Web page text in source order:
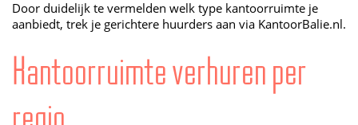
Door duidelijk te vermelden welk type kantoorruimte je
aanbiedt, trek je gerichtere huurders aan via KantoorBalie.nl.
Kantoorruimte verhuren per